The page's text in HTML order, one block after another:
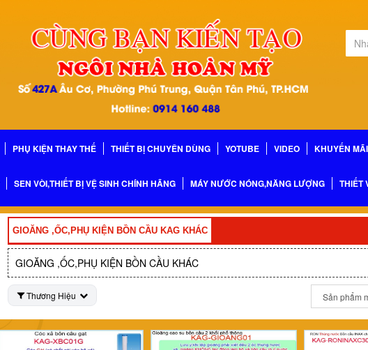
PHỤ KIỆN THAY THẾ THIẾT BỊ CHUYÊN DÙNG YOTUBE VIDEO KHUYẾN MÃI
SEN VÒI,THIẾT BỊ VỆ SINH CHÍNH HÃNG MÁY NƯỚC NÓNG,NĂNG LƯỢNG THIẾT
GIOĂNG ,ỐC,PHỤ KIỆN BỒN CẦU KAG KHÁC
GIOĂNG ,ỐC,PHỤ KIỆN BỒN CẦU KHÁC
Thương Hiệu